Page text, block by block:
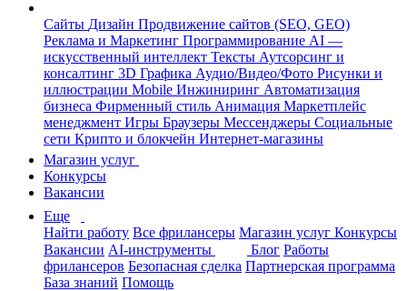
Сайты Дизайн Продвижение сайтов (SEO, GEO)
Реклама и Маркетинг Программирование AI —
искусственный интеллект Тексты Аутсорсинг и
консалтинг 3D Графика Аудио/Видео/Фото Рисунки и
иллюстрации Mobile Инжиниринг Автоматизация
бизнеса Фирменный стиль Анимация Маркетплейс
менеджмент Игры Браузеры Мессенджеры Социальные
сети Крипто и блокчейн Интернет-магазины
Магазин услуг
Конкурсы
Вакансии
Еще
Найти работу Все фрилансеры Магазин услуг Конкурсы
Вакансии AI-инструменты Блог Работы
фрилансеров Безопасная сделка Партнерская программа
База знаний Помощь